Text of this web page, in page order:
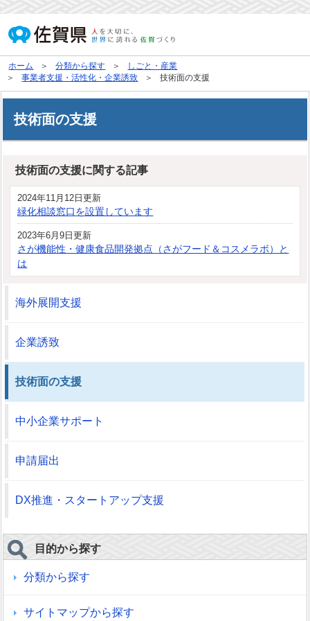
ホーム 分類から探す
しごと・産業
事業者支援・活性化・企業誘致
技術面の支援
技術面の支援
技術面の支援に関する記事
2024年11月12日更新
緑化相談窓口を設置しています
2023年6月9日更新
さが機能性・健康食品開発拠点（さがフード＆コスメラボ）と
は
海外展開支援
企業誘致
技術面の支援
中小企業サポート
申請届出
DX推進・スタートアップ支援
目的から探す
分類から探す
サイトマップから探す